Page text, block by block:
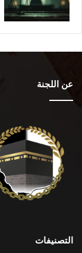
عن اللجنة
التصنيفات